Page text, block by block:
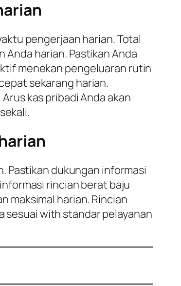
pengerjaan harian. Total
harian. Pastikan Anda
menekan pengeluaran rutin
sekarang harian.
kas pribadi Anda akan
Pastikan dukungan informasi
rincian berat baju
maksimal harian. Rincian
sesuai with standar pelayanan